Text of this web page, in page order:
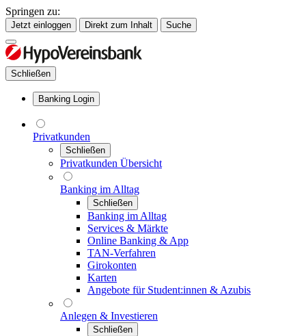
Springen zu:
Jetzt einloggen Direkt zum Inhalt Suche
Schließen
Banking Login
Privatkunden
Schließen
Privatkunden Übersicht
Banking im Alltag
Schließen
Banking im Alltag
Services & Märkte
Online Banking & App
TAN-Verfahren
Girokonten
Karten
Angebote für Student:innen & Azubis
Anlegen & Investieren
Schließen